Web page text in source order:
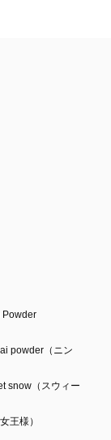
Powder
powder（ニン
snow（スウィー
王様）